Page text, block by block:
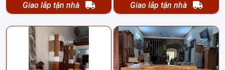
Giao lắp tận nhà Giao lắp tận nhà